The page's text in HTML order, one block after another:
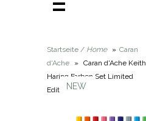
Startseite / Home » Caran
d'Ache
» Caran d'Ache Keith
Haring Farben Set Limited
EditionNEW